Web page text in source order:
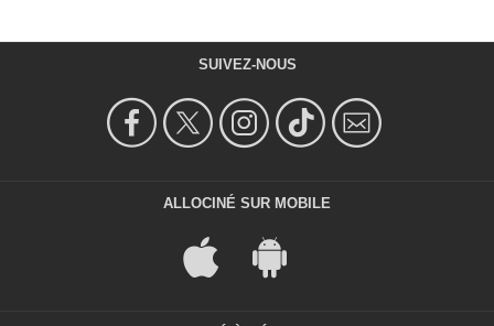
SUIVEZ-NOUS
ALLOCINÉ SUR MOBILE